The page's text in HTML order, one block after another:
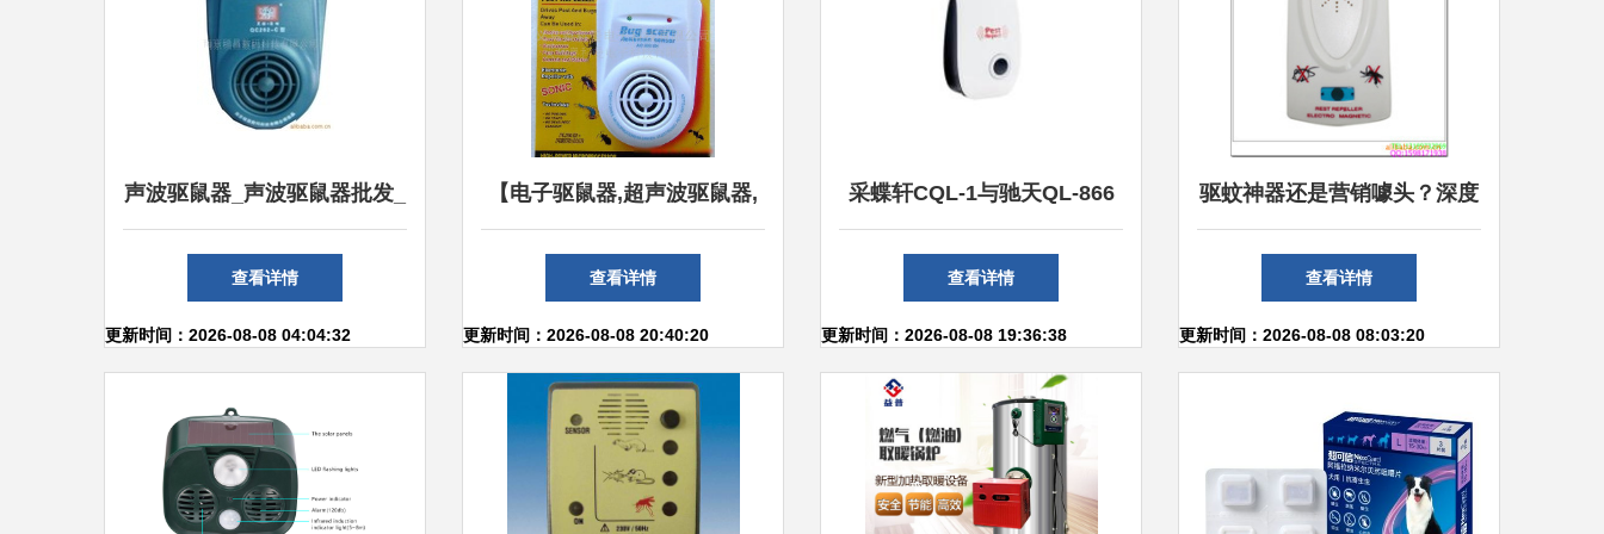
声波驱鼠器_声波驱鼠器批发_
声波驱鼠器供应_阿里巴巴
查看详情
更新时间：2026-08-08 04:04:32
【电子驱鼠器,超声波驱鼠器,
大功率驱虫器价格_电子驱鼠
器,超声波驱鼠器,大功率驱虫
器厂家】-
查看详情
更新时间：2026-08-08 20:40:20
采蝶轩CQL-1与驰天QL-866
驱虫驱鼠器深度对比评测 谁
更胜一筹？
查看详情
更新时间：2026-08-08 19:36:38
驱蚊神器还是营销噱头？深度
解析驱蚊机市场现状与选购指
南
查看详情
更新时间：2026-08-08 08:03:20